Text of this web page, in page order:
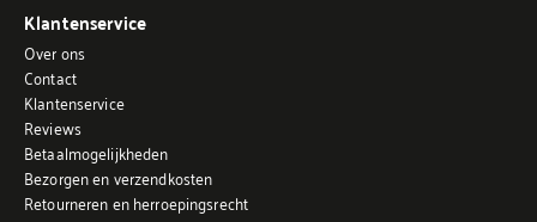
Klantenservice
Over ons
Contact
Klantenservice
Reviews
Betaalmogelijkheden
Bezorgen en verzendkosten
Retourneren en herroepingsrecht